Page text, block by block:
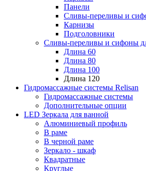
Панели
Сливы-переливы и
Карнизы
Подголовники
Сливы-переливы и сифоны
Длина 60
Длина 80
Длина 100
Длина 120
Гидромассажные системы Relisan
Гидромассажные системы
Дополнительные опции
LED Зеркала для ванной
Алюминиевый профиль
В раме
В черной раме
Зеркало - шкаф
Квадратные
Круглые